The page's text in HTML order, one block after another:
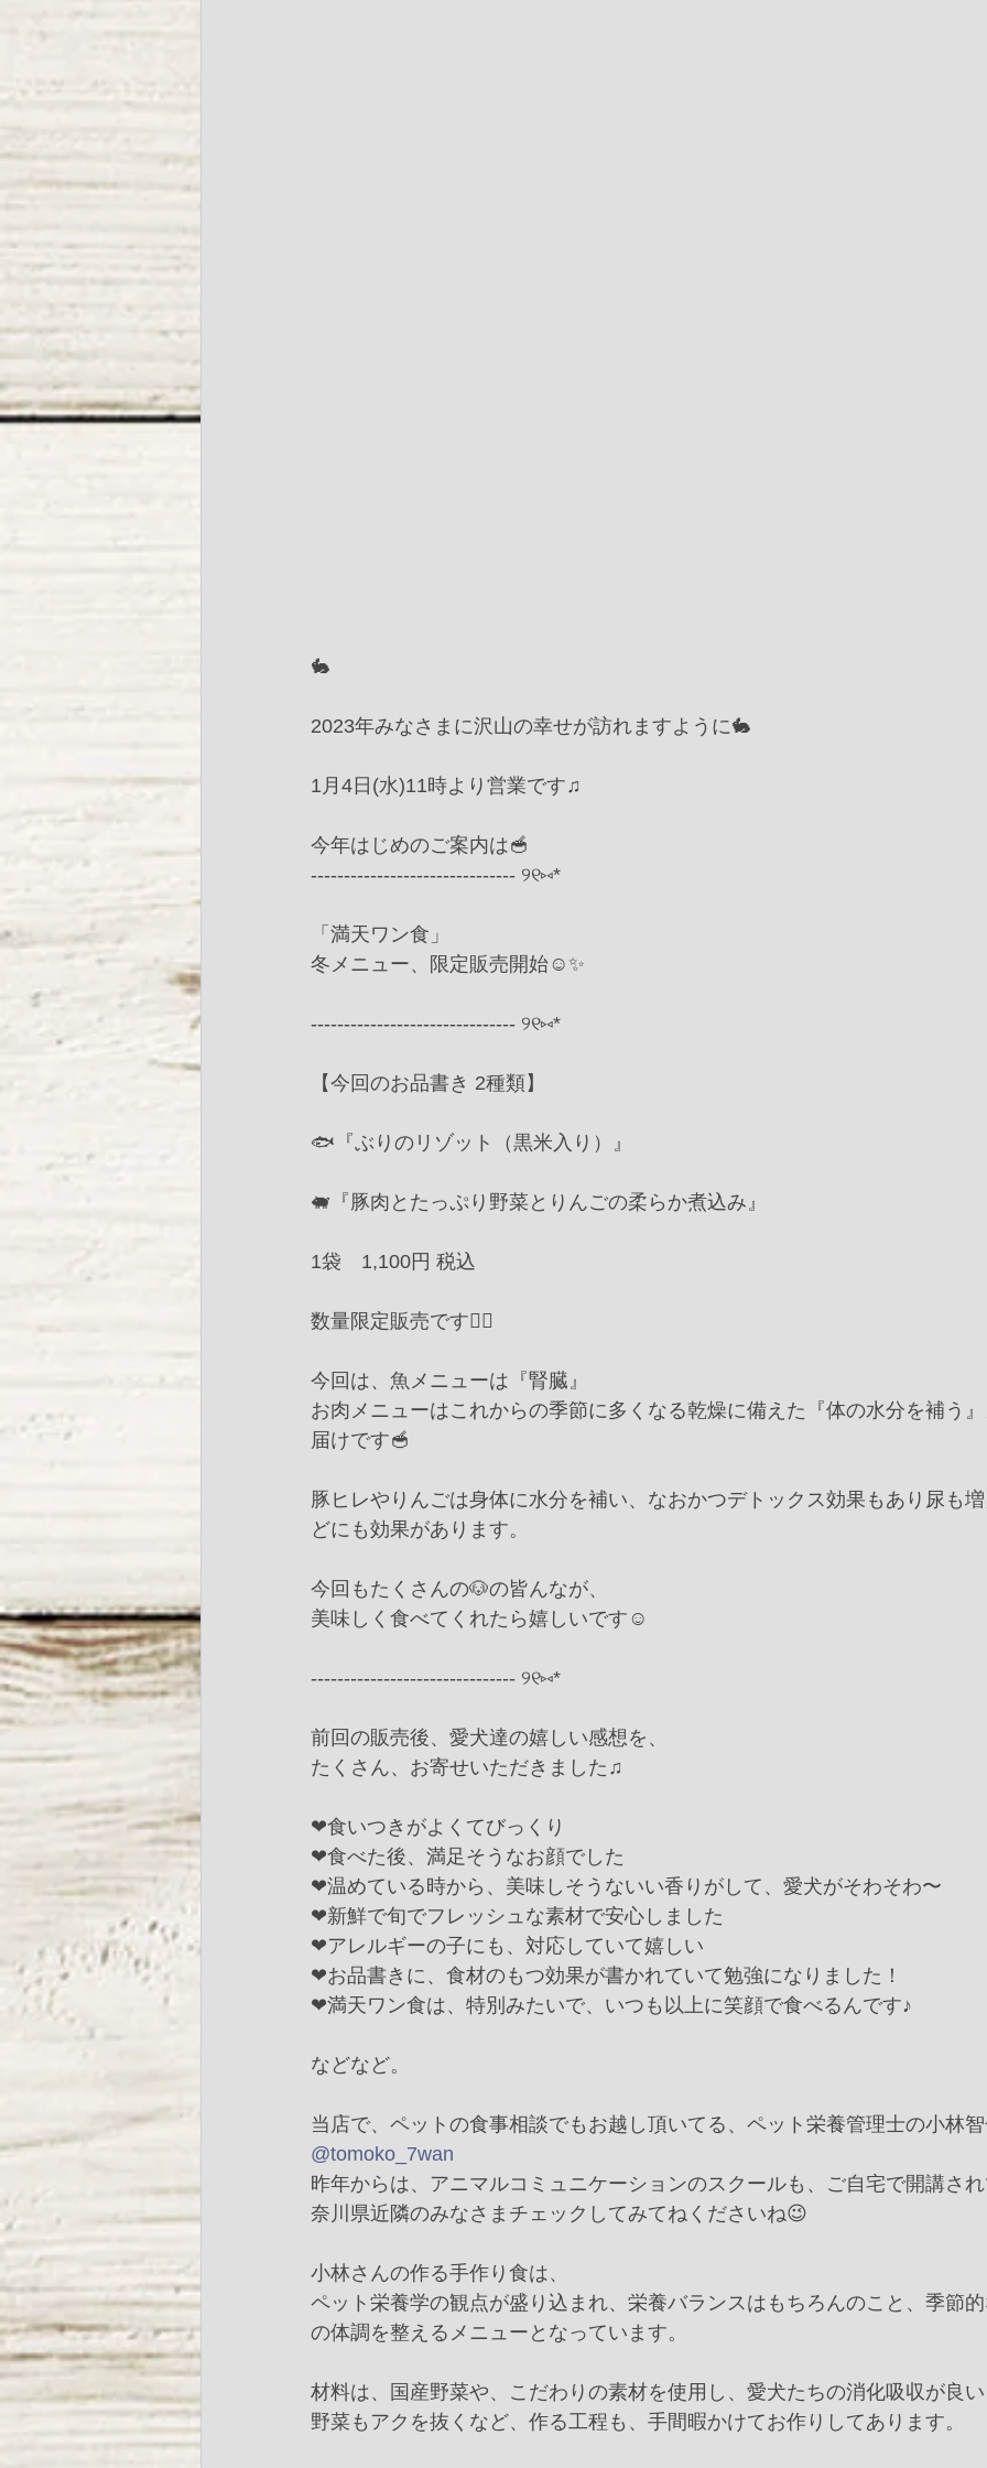
🐇
2023年みなさまに沢山の幸せが訪れますように🐇
1月4日(水)11時より営業です♫
今年はじめのご案内は🥣
------------------------------- ୨୧⑅*
「満天ワン食」
冬メニュー、限定販売開始☺️✨
------------------------------- ୨୧⑅*
【今回のお品書き 2種類】
🐟『ぶりのリゾット（黒米入り）』
🐖『豚肉とたっぷり野菜とりんごの柔らか煮込み』
1袋　1,100円 税込
数量限定販売です🙇‍♀️
今回は、魚メニューは『腎臓』
お肉メニューはこれからの季節に多くなる乾燥に備えた『体の水分を補う
届けです🥣
豚ヒレやりんごは身体に水分を補い、なおかつデトックス効果もあり尿も
どにも効果があります。
今回もたくさんの🐶の皆んなが、
美味しく食べてくれたら嬉しいです☺️
------------------------------- ୨୧⑅*
前回の販売後、愛犬達の嬉しい感想を、
たくさん、お寄せいただきました♫
❤︎食いつきがよくてびっくり
❤︎食べた後、満足そうなお顔でした
❤︎温めている時から、美味しそうないい香りがして、愛犬がそわそわ〜
❤︎新鮮で旬でフレッシュな素材で安心しました
❤︎アレルギーの子にも、対応していて嬉しい
❤︎お品書きに、食材のもつ効果が書かれていて勉強になりました！
❤︎満天ワン食は、特別みたいで、いつも以上に笑顔で食べるんです♪
などなど。
当店で、ペットの食事相談でもお越し頂いてる、ペット栄養管理士の小林
@tomoko_7wan
昨年からは、アニマルコミュニケーションのスクールも、ご自宅で開講さ
奈川県近隣のみなさまチェックしてみてねくださいね😉
小林さんの作る手作り食は、
ペット栄養学の観点が盛り込まれ、栄養バランスはもちろんのこと、季節
の体調を整えるメニューとなっています。
材料は、国産野菜や、こだわりの素材を使用し、愛犬たちの消化吸収が良
野菜もアクを抜くなど、作る工程も、手間暇かけてお作りしてあります。